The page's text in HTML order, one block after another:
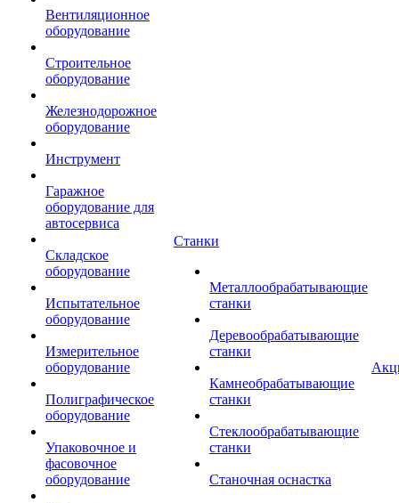
Вентиляционное
оборудование
Строительное
оборудование
Железнодорожное
оборудование
Инструмент
Гаражное
оборудование для
автосервиса
Складское
оборудование
Испытательное
оборудование
Измерительное
оборудование
Полиграфическое
оборудование
Упаковочное и
фасовочное
оборудование
Станки
Металлообрабатывающие
станки
Деревообрабатывающие
станки
Камнеобрабатывающие
станки
Стеклообрабатывающие
станки
Станочная оснастка